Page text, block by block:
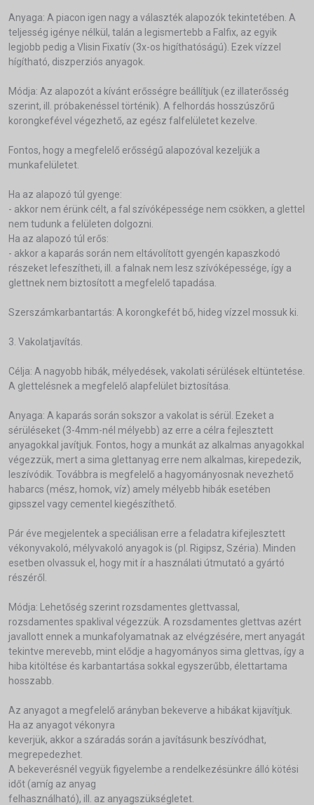
Anyaga: A piacon igen nagy a választék alapozók tekintetében. A
teljesség igénye nélkül, talán a legismertebb a Falfix, az egyik
legjobb pedig a Vlisin Fixatív (3x-os higíthatóságú). Ezek vízzel
hígítható, diszperziós anyagok.
Módja: Az alapozót a kívánt erősségre beállítjuk (ez illaterősség
szerint, ill. próbakenéssel történik). A felhordás hosszúszőrű
korongkefével végezhető, az egész falfelületet kezelve.
Fontos, hogy a megfelelő erősségű alapozóval kezeljük a
munkafelületet.
Ha az alapozó túl gyenge:
- akkor nem érünk célt, a fal szívóképessége nem csökken, a glettel
nem tudunk a felületen dolgozni.
Ha az alapozó túl erős:
- akkor a kaparás során nem eltávolított gyengén kapaszkodó
részeket lefeszítheti, ill. a falnak nem lesz szívóképessége, így a
glettnek nem biztosított a megfelelő tapadása.
Szerszámkarbantartás: A korongkefét bő, hideg vízzel mossuk ki.
3. Vakolatjavítás.
Célja: A nagyobb hibák, mélyedések, vakolati sérülések eltüntetése.
A glettelésnek a megfelelő alapfelület biztosítása.
Anyaga: A kaparás során sokszor a vakolat is sérül. Ezeket a
sérüléseket (3-4mm-nél mélyebb) az erre a célra fejlesztett
anyagokkal javítjuk. Fontos, hogy a munkát az alkalmas anyagokkal
végezzük, mert a sima glettanyag erre nem alkalmas, kirepedezik,
leszívódik. Továbbra is megfelelő a hagyományosnak nevezhető
habarcs (mész, homok, víz) amely mélyebb hibák esetében
gipsszel vagy cementel kiegészíthető.
Pár éve megjelentek a speciálisan erre a feladatra kifejlesztett
vékonyvakoló, mélyvakoló anyagok is (pl. Rigipsz, Széria). Minden
esetben olvassuk el, hogy mit ír a használati útmutató a gyártó
részéről.
Módja: Lehetőség szerint rozsdamentes glettvassal,
rozsdamentes spaklival végezzük. A rozsdamentes glettvas azért
javallott ennek a munkafolyamatnak az elvégzésére, mert anyagát
tekintve merevebb, mint elődje a hagyományos sima glettvas, így a
hiba kitöltése és karbantartása sokkal egyszerűbb, élettartama
hosszabb.
Az anyagot a megfelelő arányban bekeverve a hibákat kijavítjuk.
Ha az anyagot vékonyra
keverjük, akkor a száradás során a javításunk beszívódhat,
megrepedezhet.
A bekeverésnél vegyük figyelembe a rendelkezésünkre álló kötési
időt (amíg az anyag
felhasználható), ill. az anyagszükségletet.